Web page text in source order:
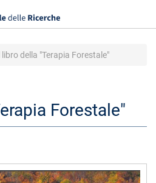
libro della "Terapia Forestale"
Forestale"